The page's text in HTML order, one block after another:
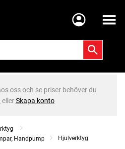
Meny
oss och se priser behöver du
ellerSkapa konto
Handpump
Hjulverktyg